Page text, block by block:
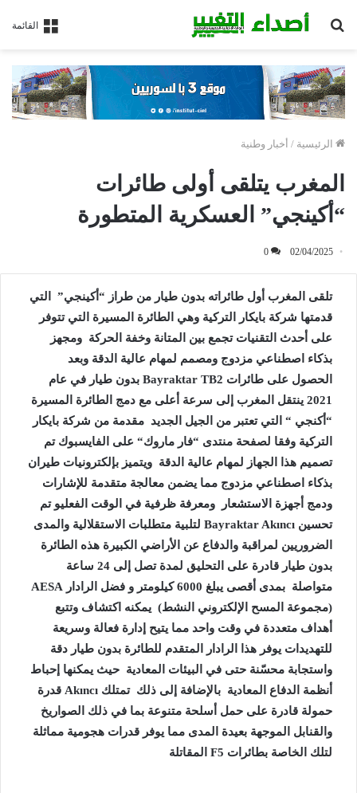
القائمة
الرئيسية / أخبار وطنية
المغرب يتلقى أولى طائرات
“أكينجي” العسكرية المتطورة
02/04/2025
0
تلقى المغرب أول طائراته بدون طيار من طراز “أكينجي” التي
قدمتها شركة بايكار التركية وهي الطائرة المسيرة التي تتوفر
على أحدث التقنيات تجمع بين المتانة وخفة الحركة ومجهز
بذكاء اصطناعي مزدوج ومصمم لمهام عالية الدقة وبعد
الحصول على طائرات
بدون طيار في عام
2021 ينتقل المغرب إلى سرعة أعلى مع دمج الطائرة المسيرة
“أكنجي “ التي تعتبر من الجيل الجديد مقدمة من شركة بايكار
التركية وفقا لصفحة منتدى “فار ماروك“ على الفايسبوك تم
تصميم هذا الجهاز لمهام عالية الدقة ويتميز بإلكترونيات طيران
بذكاء اصطناعي مزدوج مما يضمن معالجة متقدمة للإشارات
ودمج أجهزة الاستشعار ومعرفة ظرفية في الوقت الفعليو تم
تحسين Bayraktar Akıncı لتلبية متطلبات الاستقلالية والمدى
الضروريين لمراقبة والدفاع عن الأراضي الكبيرة هذه الطائرة
بدون طيار قادرة على التحليق لمدة تصل إلى 24 ساعة
متواصلة بمدى أقصى يبلغ 6000 كيلومتر و فضل الرادار AESA
(مجموعة المسح الإلكتروني النشط) يمكنه اكتشاف وتتبع
أهداف متعددة في وقت واحد مما يتيح إدارة فعالة وسريعة
للتهديدات يوفر هذا الرادار المتقدم للطائرة بدون طيار دقة
واستجابة محسّنة حتى في البيئات المعادية حيث يمكنها إحباط
أنظمة الدفاع المعادية بالإضافة إلى ذلك تمتلك Akıncı قدرة
حمولة قادرة على حمل أسلحة متنوعة بما في ذلك الصواريخ
والقنابل الموجهة بعيدة المدى مما يوفر قدرات هجومية مماثلة
لتلك الخاصة بطائرات F5 المقاتلة